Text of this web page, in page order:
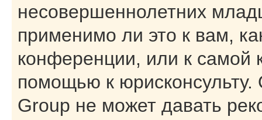
несовершеннолетних
применимо ли это к вам,
конференции, или к самой
помощью к
Group не может давать